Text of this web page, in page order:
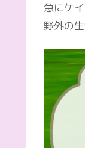
急にケ
野外の